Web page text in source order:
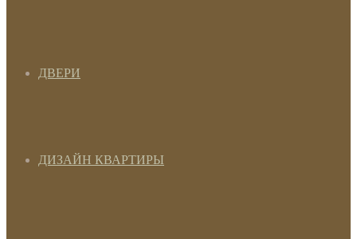
ДВЕРИ
ДИЗАЙН КВАРТИРЫ